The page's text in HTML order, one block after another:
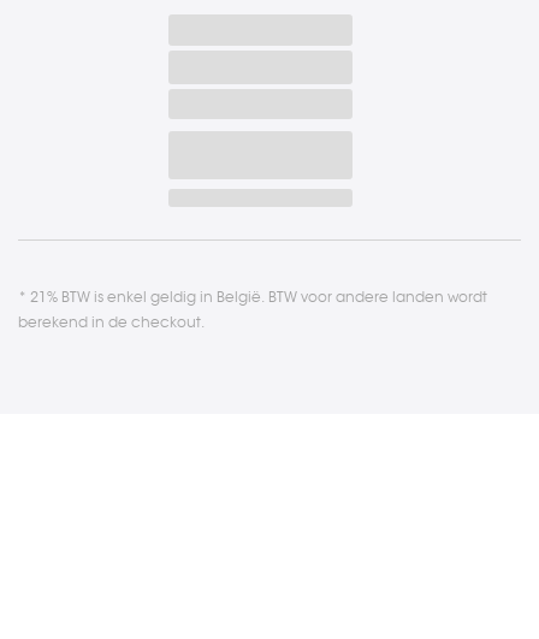
* 21% BTW is enkel geldig in België. BTW voor andere landen wordt
berekend in de checkout.